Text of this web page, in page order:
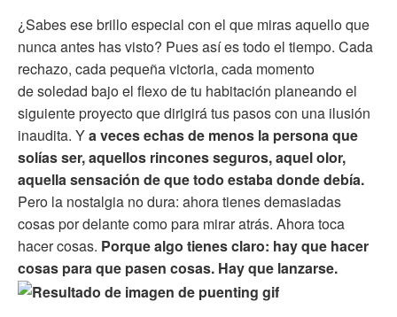
¿Sabes ese brillo especial con el que miras aquello que
nunca antes has visto? Pues así es todo el tiempo. Cada
rechazo, cada pequeña victoria, cada momento
de soledad bajo el flexo de tu habitación planeando el
siguiente proyecto que dirigirá tus pasos con una ilusión
inaudita. Ya veces echas de menos la persona que
solías ser, aquellos rincones seguros, aquel olor,
aquella sensación de que todo estaba donde debía.
Pero la nostalgia no dura: ahora tienes demasiadas
cosas por delante como para mirar atrás. Ahora toca
hacer cosas. Porque algo tienes claro: hay que hacer
cosas para que pasen cosas. Hay que lanzarse.